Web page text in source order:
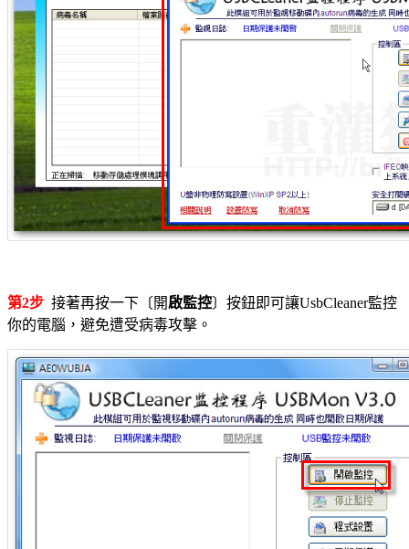
第2步 接著再按一下〔開啟監控〕按鈕即可讓UsbCleaner監控
你的電腦，避免遭受病毒攻擊。